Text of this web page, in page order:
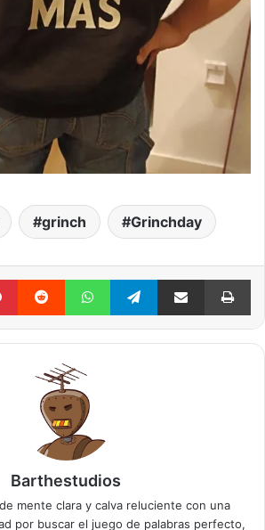
grinch Grinchday
PinterestReddit WhatsAppTelegramCompartir vía mail
Barthestudios
mente clara y calva reluciente con una
por buscar el juego de palabras perfecto,